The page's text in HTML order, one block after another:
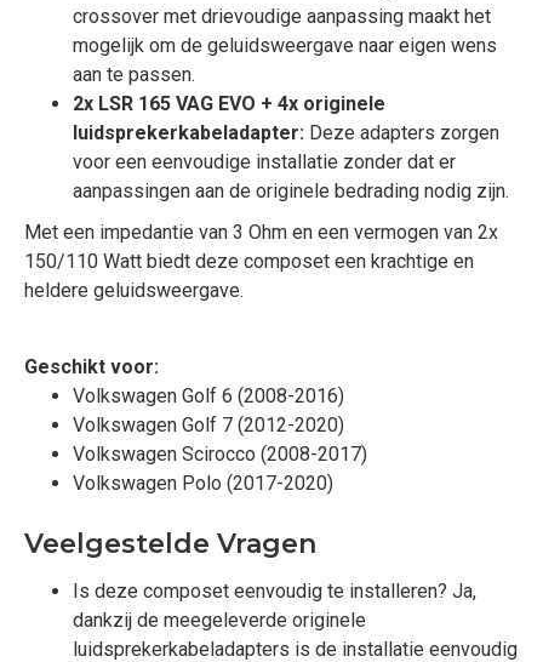
crossover met drievoudige aanpassing maakt het
mogelijk om de geluidsweergave naar eigen wens
aan te passen.
2x LSR 165 VAG EVO + 4x originele
luidsprekerkabeladapter: Deze adapters zorgen
voor een eenvoudige installatie zonder dat er
aanpassingen aan de originele bedrading nodig zijn.
Met een impedantie van 3 Ohm en een vermogen van 2x
150/110 Watt biedt deze composet een krachtige en
heldere geluidsweergave.
Geschikt voor:
Volkswagen Golf 6 (2008-2016)
Volkswagen Golf 7 (2012-2020)
Volkswagen Scirocco (2008-2017)
Volkswagen Polo (2017-2020)
Veelgestelde Vragen
Is deze composet eenvoudig te installeren? Ja,
dankzij de meegeleverde originele
luidsprekerkabeladapters is de installatie eenvoudig